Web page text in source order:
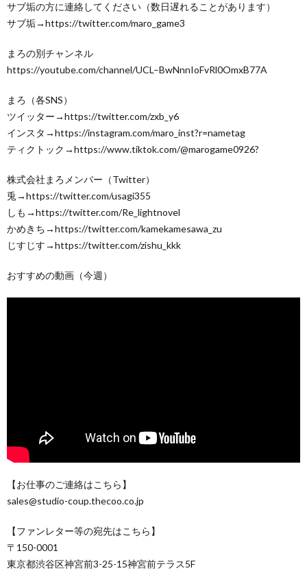
サブ垢の方に連絡してください（数日遅れることがあります）
サブ垢→https://twitter.com/maro_game3
まろの別チャンネル
https://youtube.com/channel/UCL–BwNnnIoFvRl0OmxB77A
まろ（各SNS）
ツイッター→https://twitter.com/zxb_y6
インスタ→https://instagram.com/maro_inst?r=nametag
ティクトック→https://www.tiktok.com/@marogame0926?
株式会社まろメンバー（Twitter）
兎→https://twitter.com/usagi355
しも→https://twitter.com/Re_lightnovel
かめきち→https://twitter.com/kamekamesawa_zu
じすじす→https://twitter.com/zishu_kkk
おすすめの動画（今週）
【お仕事のご連絡はこちら】
sales@studio-coup.thecoo.co.jp
【ファンレター等の宛先はこちら】
〒150-0001
東京都渋谷区神宮前3-25-15神宮前テラス5F